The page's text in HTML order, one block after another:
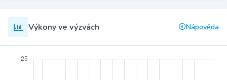
Výkony ve výzvách Nápověda